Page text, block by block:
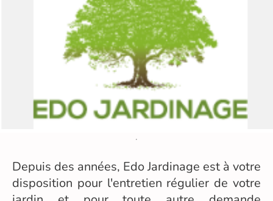
Depuis des années, Edo Jardinage est à votre
disposition pour l'entretien régulier de votre